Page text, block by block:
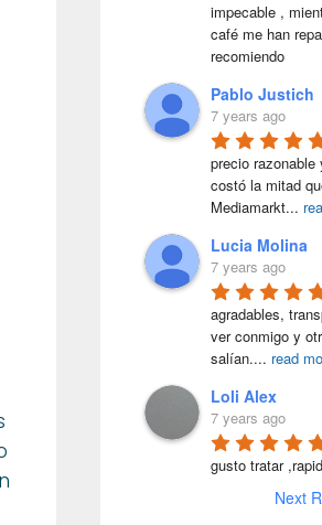
impecable ,
café me han
recomiendo
Pablo Justich
7 years ago
precio razonable
costó la mitad
Mediamarkt...
Lucia Molina
7 years ago
agradables,
ver conmigo y
salían.... read
Loli Alex
7 years ago
gusto tratar
Next